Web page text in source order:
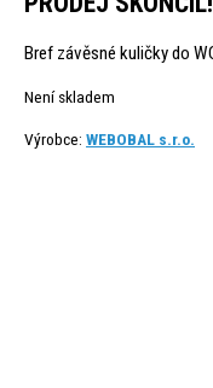
Bref závěsné kuličky do
Není skladem
Výrobce: WEBOBAL s.r.o.